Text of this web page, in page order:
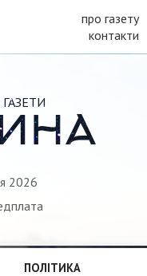
про газету
контакти
2026
ПОЛІТИКА